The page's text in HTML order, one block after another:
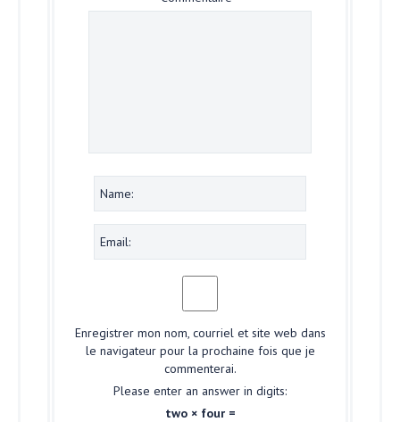
Enregistrer mon nom, courriel et site web dans
le navigateur pour la prochaine fois que je
commenterai.
Please enter an answer in digits:
two × four =